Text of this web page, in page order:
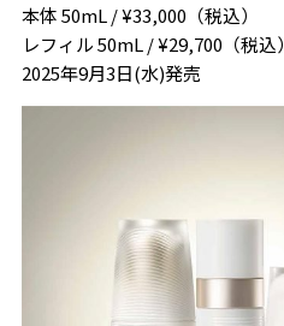
本体 50mL / ¥33,000（税込）
レフィル 50mL / ¥29,700（税込）
2025年9月3日(水)発売